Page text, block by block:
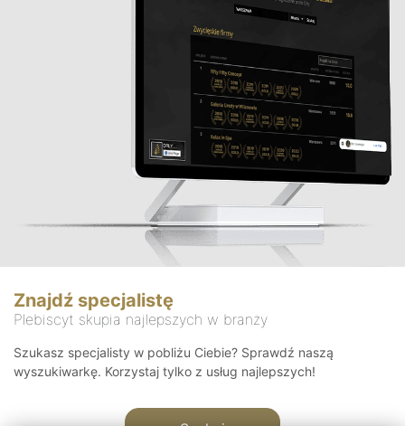
Znajdź specjalistę
Plebiscyt skupia najlepszych w branży
Szukasz specjalisty w pobliżu Ciebie? Sprawdź naszą
wyszukiwarkę. Korzystaj tylko z usług najlepszych!